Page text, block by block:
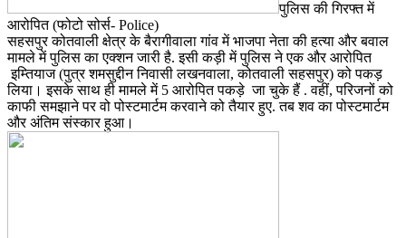
पुलिस की गिरफ्त में
आरोपित (फोटो सोर्स- Police)
सहसपुर कोतवाली क्षेत्र के बैरागीवाला गांव में भाजपा नेता की हत्या और बवाल
मामले में पुलिस का एक्शन जारी है. इसी कड़ी में पुलिस ने एक और आरोपित
इम्तियाज (पुत्र शमसुद्दीन निवासी लखनवाला, कोतवाली सहसपुर) को पकड़
लिया। इसके साथ ही मामले में 5 आरोपित पकड़े जा चुके हैं . वहीं, परिजनों को
काफी समझाने पर वो पोस्टमार्टम करवाने को तैयार हुए. तब शव का पोस्टमार्टम
और अंतिम संस्कार हुआ।